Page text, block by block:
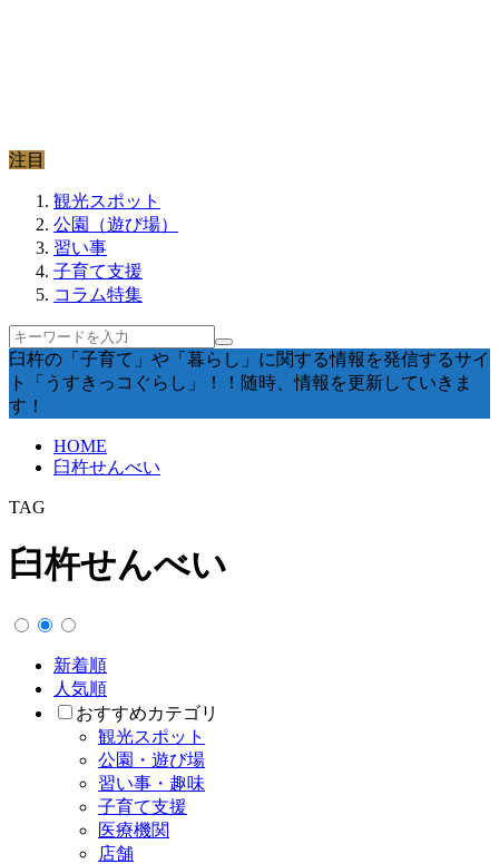
注目
観光スポット
公園（遊び場）
習い事
子育て支援
コラム特集
臼杵の「子育て」や「暮らし」に関する情報を発信するサイ
ト「うすきっコぐらし」！！随時、情報を更新していきま
す！
HOME
臼杵せんべい
TAG
臼杵せんべい
新着順
人気順
おすすめカテゴリ
観光スポット
公園・遊び場
習い事・趣味
子育て支援
医療機関
店舗